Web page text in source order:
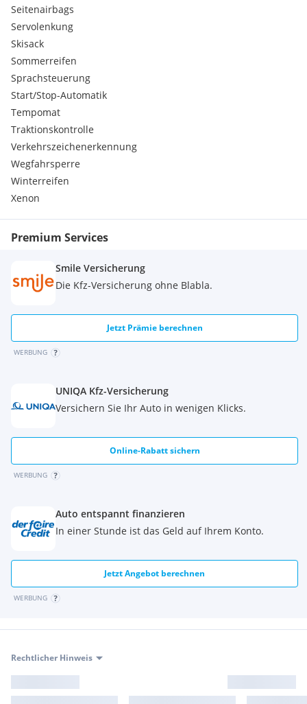
Seitenairbags
Servolenkung
Skisack
Sommerreifen
Sprachsteuerung
Start/Stop-Automatik
Tempomat
Traktionskontrolle
Verkehrszeichenerkennung
Wegfahrsperre
Winterreifen
Xenon
Premium Services
Smile Versicherung
Die Kfz-Versicherung ohne Blabla.
Jetzt Prämie berechnen
WERBUNG
UNIQA Kfz-Versicherung
Versichern Sie Ihr Auto in wenigen Klicks.
Online-Rabatt sichern
WERBUNG
Auto entspannt finanzieren
In einer Stunde ist das Geld auf Ihrem Konto.
Jetzt Angebot berechnen
WERBUNG
Rechtlicher Hinweis